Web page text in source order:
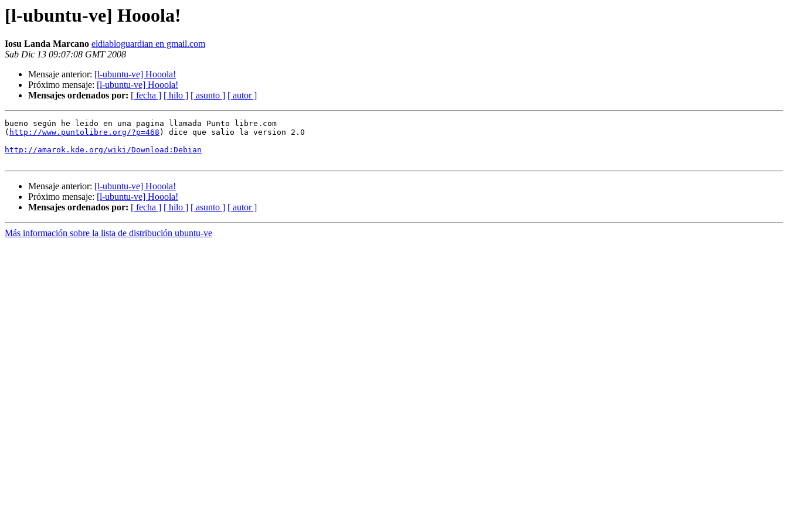
[l-ubuntu-ve] Hooola!
Iosu Landa Marcano eldiabloguardian en gmail.com
Sab Dic 13 09:07:08 GMT 2008
Mensaje anterior: [l-ubuntu-ve] Hooola!
Próximo mensaje: [l-ubuntu-ve] Hooola!
Mensajes ordenados por: [ fecha ] [ hilo ] [ asunto ] [ autor ]
bueno según he leido en una pagina llamada Punto libre.com
( http://www.puntolibre.org/?p=468 ) dice que salio la version 2.0
http://amarok.kde.org/wiki/Download:Debian
Mensaje anterior: [l-ubuntu-ve] Hooola!
Próximo mensaje: [l-ubuntu-ve] Hooola!
Mensajes ordenados por: [ fecha ] [ hilo ] [ asunto ] [ autor ]
Más información sobre la lista de distribución ubuntu-ve